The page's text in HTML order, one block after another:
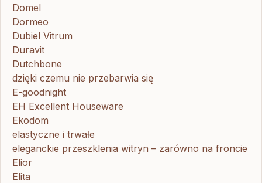
Domel
Dormeo
Dubiel Vitrum
Duravit
Dutchbone
dzięki czemu nie przebarwia się
E-goodnight
EH Excellent Houseware
Ekodom
elastyczne i trwałe
eleganckie przeszklenia witryn – zarówno na froncie
Elior
Elita